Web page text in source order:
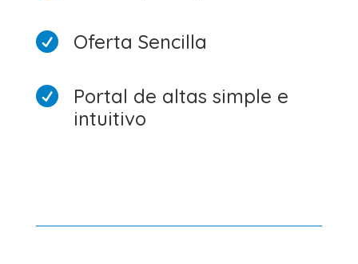
 Oferta Sencilla

Portal de altas simple e
intuitivo